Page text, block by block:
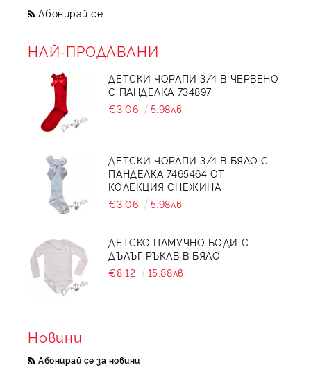
Абонирай се
НАЙ-ПРОДАВАНИ
ДЕТСКИ ЧОРАПИ 3/4 В ЧЕРВЕНО
С ПАНДЕЛКА 734897
€3.06
5.98лв.
ДЕТСКИ ЧОРАПИ 3/4 В БЯЛО С
ПАНДЕЛКА 7465464 ОТ
КОЛЕКЦИЯ СНЕЖИНА
€3.06
5.98лв.
ДЕТСКО ПАМУЧНО БОДИ С
ДЪЛЪГ РЪКАВ В БЯЛО
€8.12
15.88лв.
Новини
Абонирай се за новини